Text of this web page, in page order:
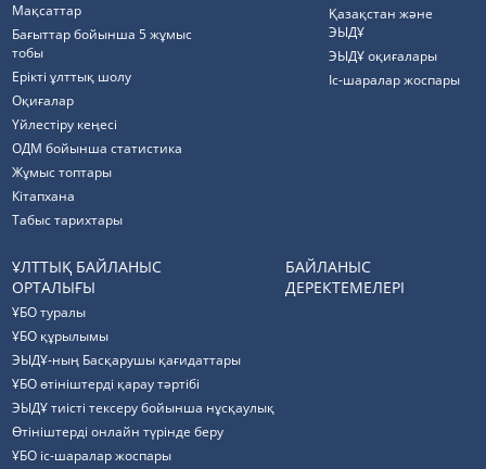
Мақсаттар
Бағыттар бойынша 5 жұмыс
тобы
Ерікті ұлттық шолу
Оқиғалар
Үйлестіру кеңесі
ОДМ бойынша статистика
Жұмыс топтары
Кітапхана
Табыс тарихтары
Қазақстан және
ЭЫДҰ
ЭЫДҰ оқиғалары
Іс-шаралар жоспары
ҰЛТТЫҚ БАЙЛАНЫС
ОРТАЛЫҒЫ
ҰБО туралы
ҰБО құрылымы
ЭЫДҰ-ның Басқарушы қағидаттары
ҰБО өтініштерді қарау тәртібі
ЭЫДҰ тиісті тексеру бойынша нұсқаулық
Өтініштерді онлайн түрінде беру
ҰБО іс-шаралар жоспары
БАЙЛАНЫС
ДЕРЕКТЕМЕЛЕРІ